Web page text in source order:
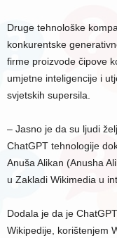
Druge tehnološke
konkurentske
firme proizvode čipove
umjetne inteligencije i
svjetskih supersila.
– Jasno je da su ljudi
ChatGPT tehnologije
Anuša Alikan (Anusha
u Zakladi Wikimedia u
Dodala je da je
Wikipedije, korištenjem